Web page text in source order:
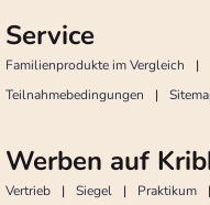
Service
Familienprodukte im Vergleich
Teilnahmebedingungen
Werben auf
Vertrieb Siegel Praktikum